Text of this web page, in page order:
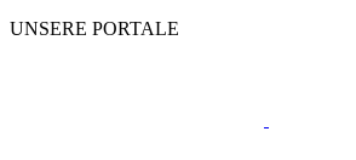
UNSERE PORTALE